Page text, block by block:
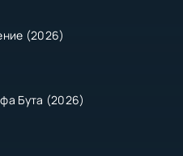
(2026)
Бута (2026)